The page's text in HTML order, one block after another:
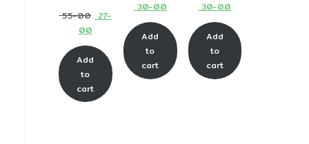
55-00 Original
was:
₹ 55-
00.
27-
00Current
price
is:
₹ 27-
00.
Add
to
cart
price
was:
₹ 65-
00.
30-00Current
price
is:
₹ 30-
00.
Add
to
cart
price
was:
₹ 65-
00.
30-00Current
price
is:
₹ 30-
00.
Add
to
cart